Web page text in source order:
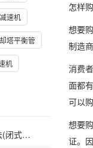
怎样
想要
制造
消费
面都
可以
想要
证。
减速机
塔平衡管
机
(闭式…